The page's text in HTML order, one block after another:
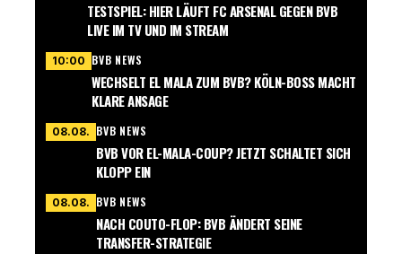
TESTSPIEL: HIER LÄUFT FC ARSENAL GEGEN BVB
LIVE IM TV UND IM STREAM
10:00 BVB NEWS
WECHSELT EL MALA ZUM BVB? KÖLN-BOSS MACHT
KLARE ANSAGE
08.08. BVB NEWS
BVB VOR EL-MALA-COUP? JETZT SCHALTET SICH
KLOPP EIN
08.08. BVB NEWS
NACH COUTO-FLOP: BVB ÄNDERT SEINE
TRANSFER-STRATEGIE